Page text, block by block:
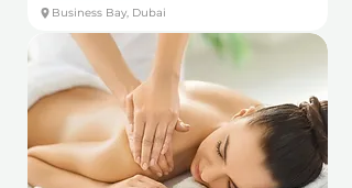
Business Bay, Dubai